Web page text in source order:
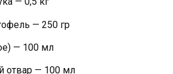
— 250 гр
— 100 мл
отвар — 100 мл